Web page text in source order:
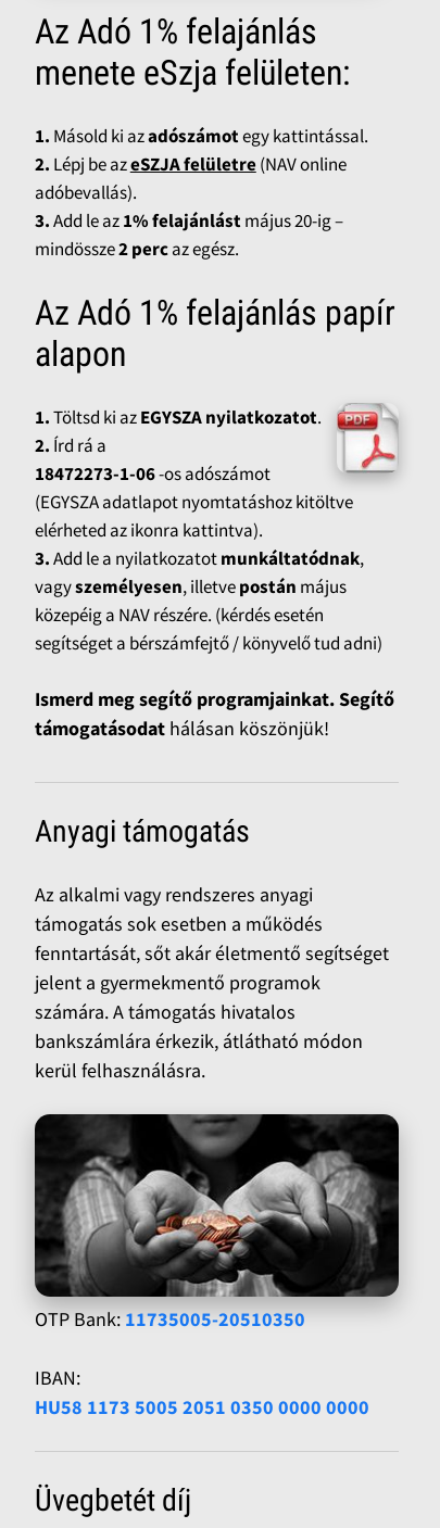
Az Adó 1% felajánlás
menete eSzja felületen:
1. Másold ki azadószámotegy kattintással.
2. Lépj be azeSZJA felületre(NAV online
adóbevallás).
3.Add le az1% felajánlástmájus 20-ig –
mindössze2 percaz egész.
Az Adó 1% felajánlás papír
alapon
1.Töltsd ki azEGYSZA nyilatkozatot.
2. Írd rá a
18472273-1-06-os adószámot
(EGYSZA adatlapot nyomtatáshoz kitöltve
elérheted az ikonra kattintva).
3.Add le a nyilatkozatotmunkáltatódnak,
vagyszemélyesen, illetvepostán május
közepéig a NAV részére. (kérdés esetén
segítséget a bérszámfejtő / könyvelő tud adni)
Ismerd meg segítő programjainkat. Segítő
támogatásodat hálásan köszönjük!
Anyagi támogatás
Az alkalmi vagy rendszeres anyagi
támogatás sok esetben a működés
fenntartását, sőt akár életmentő segítséget
jelent a gyermekmentő programok
számára. A támogatás hivatalos
bankszámlára érkezik, átlátható módon
kerül felhasználásra.
OTP Bank: 11735005-20510350
IBAN:
HU58 1173 5005 2051 0350 0000 0000
Üvegbetét díj